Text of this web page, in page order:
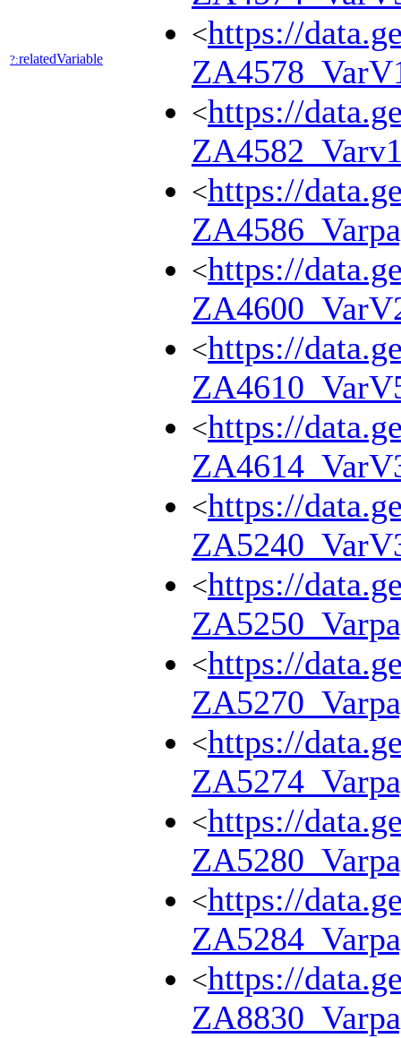
?:relatedVariable
<https://
<https://
<https://
<https://
<https://
<https://
<https://
<https://
<https://
<https://
<https://
<https://
<https://